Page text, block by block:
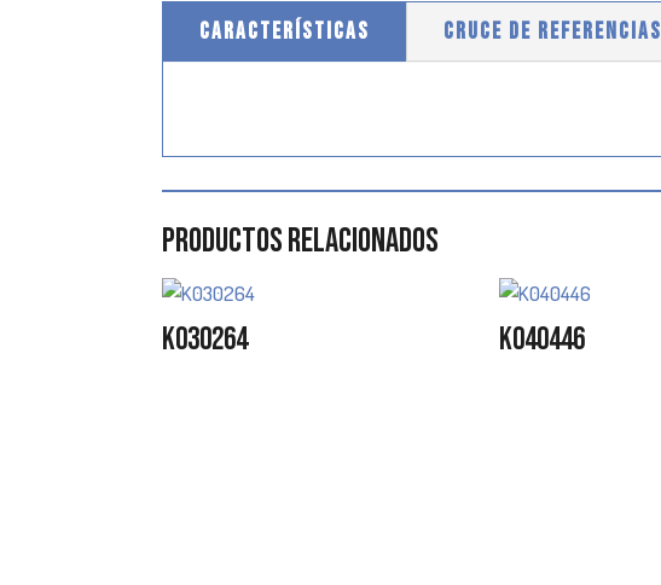
CARACTERÍSTICAS CRUCE DE REFERENCIAS
Productos relacionados
K030264 K040446